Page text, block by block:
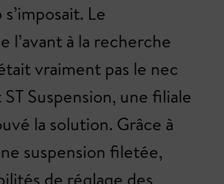
Le
l’avant à la recherche
vraiment pas le nec
ST Suspension, une filiale
la solution. Grâce à
suspension filetée,
de réglage des